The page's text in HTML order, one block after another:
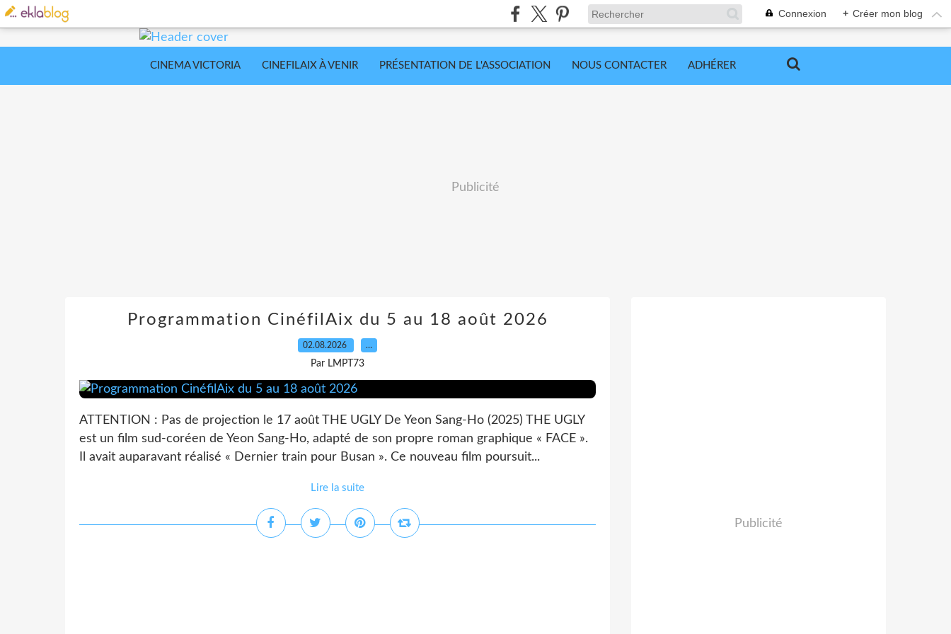
Connexion + Créer mon blog
CINEMA VICTORIA CINEFILAIX À VENIR PRÉSENTATION DE L'ASSOCIATION NOUS CONTACTER ADHÉRER
Publicité
Programmation CinéfilAix du 5 au 18 août 2026
02.08.2026 …
Par LMPT73
ATTENTION : Pas de projection le 17 août THE UGLY De Yeon Sang-Ho (2025) THE UGLY
est un film sud-coréen de Yeon Sang-Ho, adapté de son propre roman graphique « FACE ».
Il avait auparavant réalisé « Dernier train pour Busan ». Ce nouveau film poursuit...
Lire la suite
Publicité